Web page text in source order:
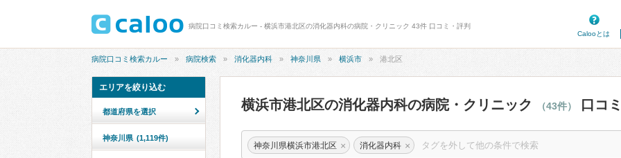
病院口コミ検索カルー - 横浜市港北区の消化器内科の病院・クリニック 43件 口コミ・評判
Calooとは
病院口コミ検索カルー 病院検索 消化器内科 神奈川県 横浜市 港北区
横浜市港北区の消化器内科の病院・クリニック （43件） 口コ
神奈川県横浜市港北区 × 消化器内科 ×
エリアを絞り込む
都道府県を選択
神奈川県 (1,119件)